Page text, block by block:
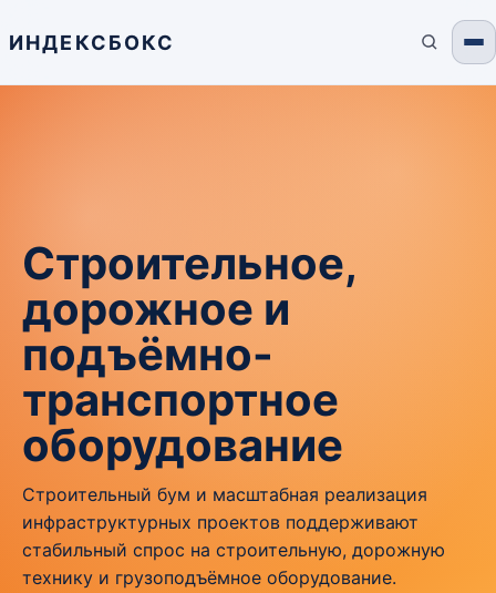
ИНДЕКСБОКС
Строительное,
дорожное и
подъёмно-
транспортное
оборудование
Строительный бум и масштабная реализация
инфраструктурных проектов поддерживают
стабильный спрос на строительную, дорожную
технику и грузоподъёмное оборудование.